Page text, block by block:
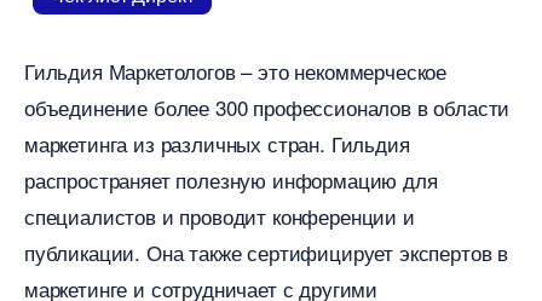
Гильдия Маркетологов – это некоммерческое
объединение более 300 профессионалов в области
маркетинга из различных стран.​ Гильдия
распространяет полезную информацию для
специалистов и проводит конференции и
публикации.​ Она также сертифицирует эксперто
маркетинге и сотрудничает с другими